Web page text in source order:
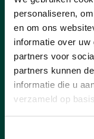
personaliseren,
en om ons
informatie over
partners voor
partners kunnen
informatie die u
verzameld op
cd&v
Boonen
Katrien (45
mama van
jaar
het vrij
CLB was